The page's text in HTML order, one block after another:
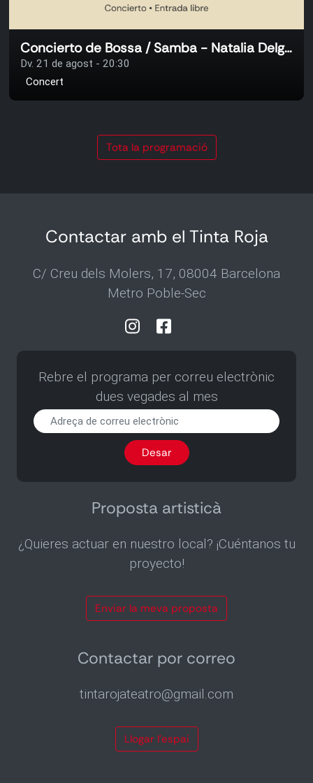
Concierto de Bossa / Samba - Natalia Delgado
Dv. 21 de agost - 20:30
Concert
Tota la programació
Contactar amb el Tinta Roja
C/ Creu dels Molers, 17, 08004 Barcelona
Metro Poble-Sec
Rebre el programa per correu electrònic
dues vegades al mes
Rebre
programa
per
vegades
mes
Desar
Proposta artisticà
¿Quieres actuar en nuestro local? ¡Cuéntanos tu
proyecto!
Enviar la meva proposta
Contactar por correo
tintarojateatro@gmail.com
Llogar l’espai